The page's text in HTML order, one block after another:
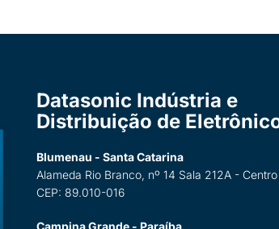
Datasonic Indústria e
Distribuição de
Blumenau - Santa Catarina
Alameda Rio Branco, nº 14 Sala 212A - Centro
CEP: 89.010-016
Campina Grande - Paraíba